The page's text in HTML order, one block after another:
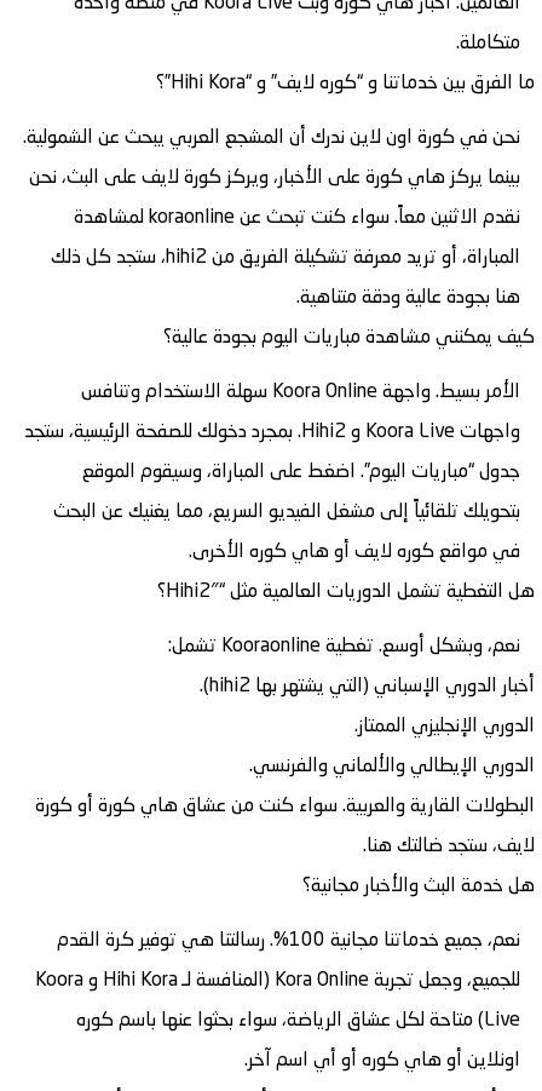
متكاملة.
ما الفرق بين خدماتنا و “كوره لايف” و “Hihi Kora”؟
نحن في كورة اون لاين ندرك أن المشجع العربي يبحث عن الشمولية.
بينما يركز هاي كورة على الأخبار، ويركز كورة لايف على البث، نحن
نقدم الاثنين معاً. سواء كنت تبحث عنkoraonline لمشاهدة
المباراة، أو تريد معرفة تشكيلة الفريق من hihi2، ستجد كل ذلك
هنا بجودة عالية ودقة متناهية.
كيف يمكنني مشاهدة مباريات اليوم بجودة عالية؟
الأمر بسيط. واجهةKoora Online سهلة الاستخدام وتنافس
واجهاتKoora Live و Hihi2. بمجرد دخولك للصفحة الرئيسية، ستجد
جدول “مباريات اليوم”. اضغط على المباراة، وسيقوم الموقع
بتحويلك تلقائياً إلى مشغل الفيديو السريع، مما يغنيك عن البحث
في مواقع كوره لايف أو هاي كوره الأخرى.
هل التغطية تشمل الدوريات العالمية مثل “Hihi2″؟
نعم، وبشكل أوسع. تغطيةKooraonline تشمل:
أخبار الدوري الإسباني (التي يشتهر بها hihi2
).
الدوري الإنجليزي الممتاز.
الدوري الإيطالي والألماني والفرنسي.
البطولات القارية والعربية. سواء كنت من عشاق هاي كورة أو كورة
لايف، ستجد ضالتك هنا.
هل خدمة البث والأخبار مجانية؟
نعم، جميع خدماتنا مجانية 100%. رسالتنا هي توفير كرة القدم
للجميع، وجعل تجربةKora Online (المنافسة لـHihi Kora وKoora
Live) متاحة لكل عشاق الرياضة، سواء بحثوا عنها باسم كوره
اونلاين أو هاي كوره أو أي اسم آخر.